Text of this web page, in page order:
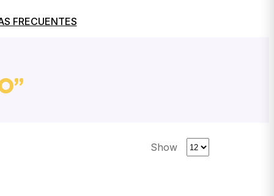
FRECUENTES
Show